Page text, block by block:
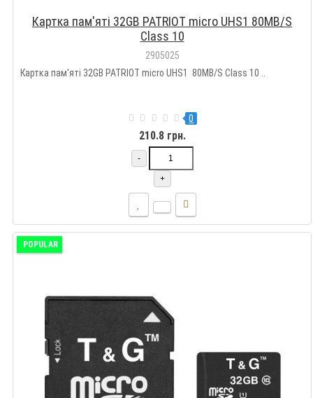
Картка пам'яті 32GB PATRIOT micro UHS1 80MB/S
Class 10
2905025
Картка пам'яті 32GB PATRIOT micro UHS1 80MB/S Class 10 ..
0
210.8 грн.
-
+
POPULAR